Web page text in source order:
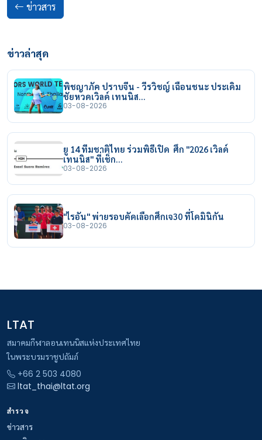
ข่าวสาร
ข่าวล่าสุด
พิชญาภัค ปราบจีน - วีรวิชญ์ เฉือนชนะ ประเดิม
ชัยหวดเวิลด์ เทนนิส…
03-08-2026
ยู 14 ทีมชาติไทย ร่วมพิธีเปิด ศึก "2026 เวิลด์
เทนนิส" ที่เช็ก…
03-08-2026
"ไรอัน" พ่ายรอบคัดเลือกศึกเจ30 ที่โดมินิกัน
03-08-2026
LTAT
สมาคมกีฬาลอนเทนนิสแห่งประเทศไทย
ในพระบรมราชูปถัมภ์
+66 2 503 4080
ltat_thai@ltat.org
สำรวจ
ข่าวสาร